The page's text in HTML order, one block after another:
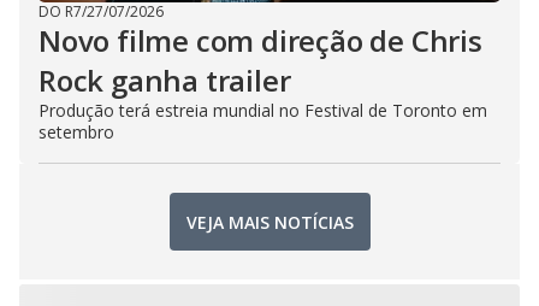
DO R7/27/07/2026
Novo filme com direção de Chris
Rock ganha trailer
Produção terá estreia mundial no Festival de Toronto em
setembro
VEJA MAIS NOTÍCIAS